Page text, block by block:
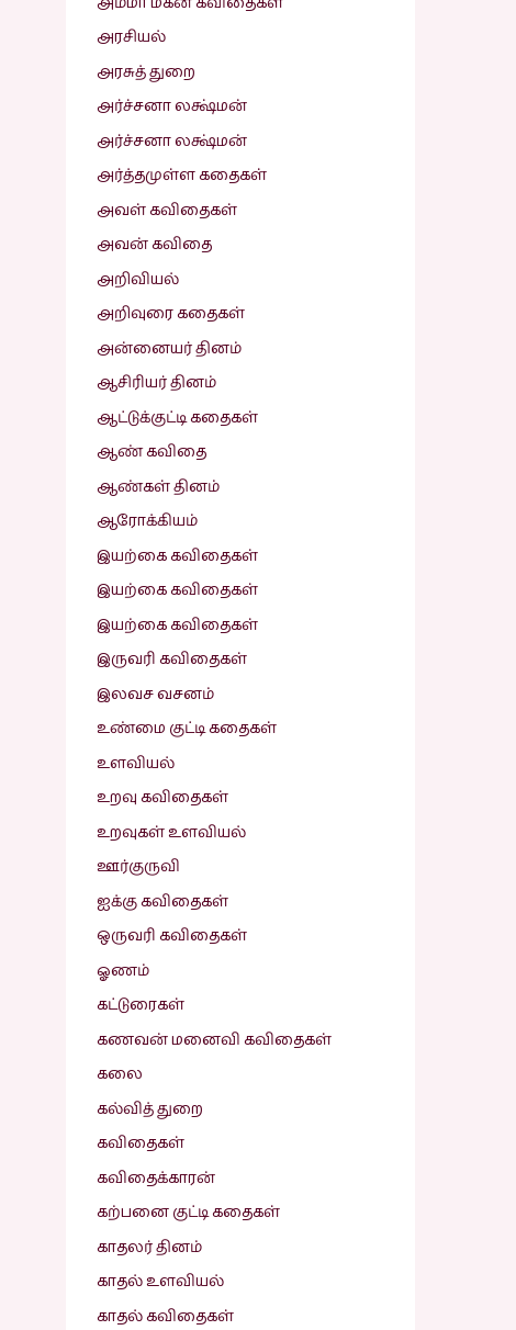
அரசியல்
அரசுத் துறை
அர்ச்சனா லக்ஷ்மன்
அர்ச்சனா லக்ஷ்மன்
அர்த்தமுள்ள கதைகள்
அவள் கவிதைகள்
அவன் கவிதை
அறிவியல்
அறிவுரை கதைகள்
அன்னையர் தினம்
ஆசிரியர் தினம்
ஆட்டுக்குட்டி கதைகள்
ஆண் கவிதை
ஆண்கள் தினம்
ஆரோக்கியம்
இயற்கை கவிதைகள்
இயற்கை கவிதைகள்
இயற்கை கவிதைகள்
இருவரி கவிதைகள்
இலவச வசனம்
உண்மை குட்டி கதைகள்
உளவியல்
உறவு கவிதைகள்
உறவுகள் உளவியல்
ஊர்குருவி
ஐக்கு கவிதைகள்
ஒருவரி கவிதைகள்
ஓணம்
கட்டுரைகள்
கணவன் மனைவி கவிதைகள்
கலை
கல்வித் துறை
கவிதைகள்
கவிதைக்காரன்
கற்பனை குட்டி கதைகள்
காதலர் தினம்
காதல் உளவியல்
காதல் கவிதைகள்